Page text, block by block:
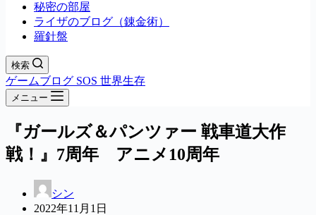
秘密の部屋
ライザのブログ（錬金術）
羅針盤
検索
ゲームブログ SOS 世界生存
メニュー
『ガールズ＆パンツァー 戦車道大作
戦！』7周年 アニメ10周年
シン
2022年11月1日